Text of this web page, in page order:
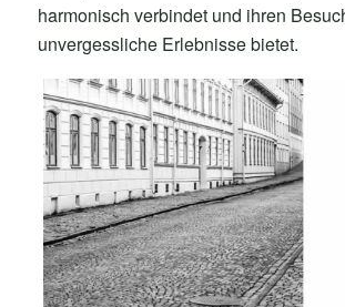
harmonisch verbindet und ihren
unvergessliche Erlebnisse bietet.